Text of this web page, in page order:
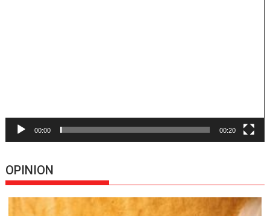
00:00 00:20
OPINION